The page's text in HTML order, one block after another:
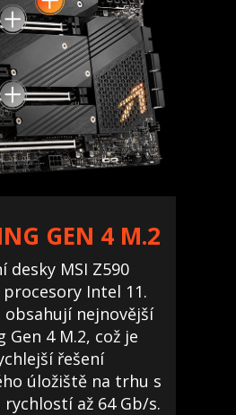
GEN 4 M.2
desky MSI Z590
Intel 11.
obsahují nejnovější
Gen 4 M.2, což je
řešení
úložiště na trhu s
až 64 Gb/s.